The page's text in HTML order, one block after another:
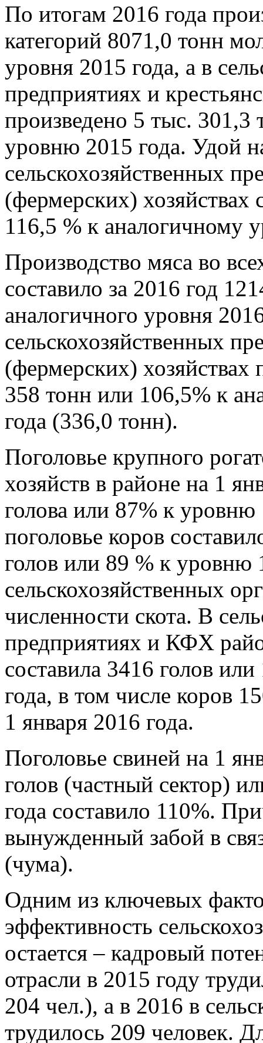
По итогам 2016 года
категорий 8071,0 тонн
уровня 2015 года, а в
предприятиях и
произведено 5 тыс.
уровню 2015 года. Удой
сельскохозяйственных
(фермерских) хозяйствах
116,5 % к аналогичному
Производство мяса во
составило за 2016 год
аналогичного уровня
сельскохозяйственных
(фермерских) хозяйствах
358 тонн или 106,5% к
года (336,0 тонн).
Поголовье крупного
хозяйств в районе на 1
голова или 87% к уровню
поголовье коров
голов или 89 % к уровню
сельскохозяйственных
численности скота. В
предприятиях и КФХ
составила 3416 голов
года, в том числе коров
1 января 2016 года.
Поголовье свиней на 1
голов (частный сектор)
года составило 110%.
вынужденный забой в
(чума).
Одним из ключевых
эффективность
остается – кадровый
отрасли в 2015 году
204 чел.), а в 2016 в
трудилось 209 человек.